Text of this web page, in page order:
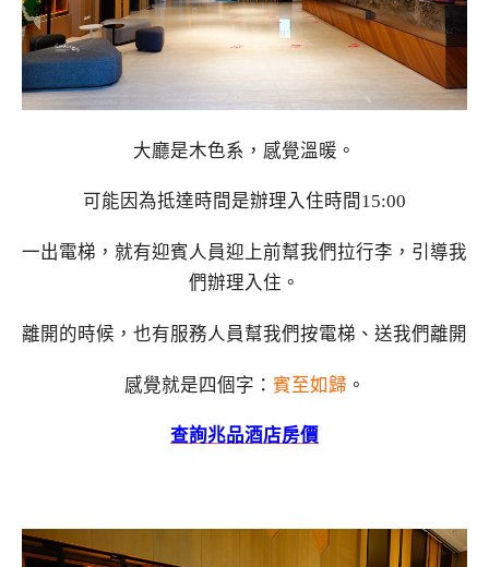
大廳是木色系，感覺溫暖。
可能因為抵達時間是辦理入住時間15:00
一出電梯，就有迎賓人員迎上前幫我們拉行李，引導我
們辦理入住。
離開的時候，也有服務人員幫我們按電梯、送我們離開
感覺就是四個字： 賓至如歸 。
查詢兆品酒店房價